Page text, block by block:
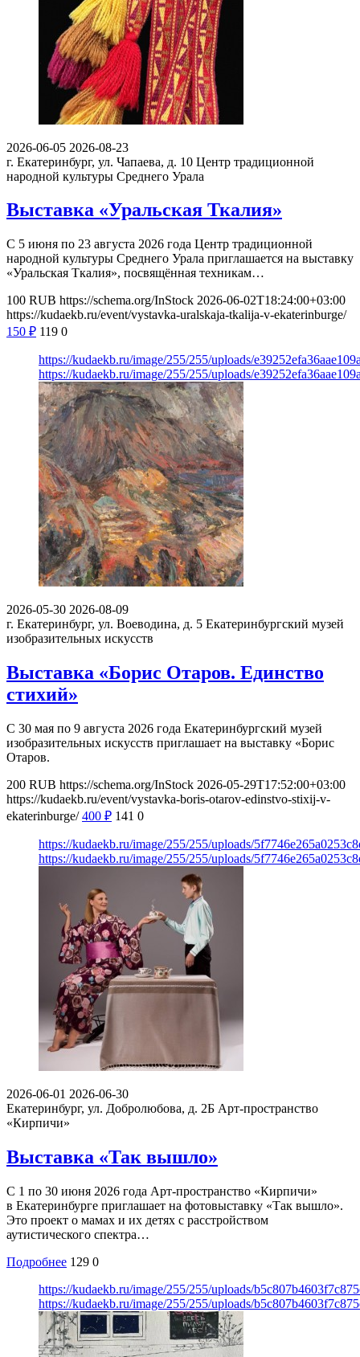
2026-06-05 2026-08-23
г. Екатеринбург, ул. Чапаева, д. 10 Центр традиционной
народной культуры Среднего Урала
Выставка «Уральская Ткалия»
С 5 июня по 23 августа 2026 года Центр традиционной
народной культуры Среднего Урала приглашается на выставку
«Уральская Ткалия», посвящённая техникам…
100 RUB https://schema.org/InStock 2026-06-02T18:24:00+03:00
https://kudaekb.ru/event/vystavka-uralskaja-tkalija-v-ekaterinburge/
150 ₽ 119 0
https://kudaekb.ru/image/255/255/uploads/
https://kudaekb.ru/image/255/255/uploads/
2026-05-30 2026-08-09
г. Екатеринбург, ул. Воеводина, д. 5 Екатеринбургский музей
изобразительных искусств
Выставка «Борис Отаров. Единство
стихий»
С 30 мая по 9 августа 2026 года Екатеринбургский музей
изобразительных искусств приглашает на выставку «Борис
Отаров.
200 RUB https://schema.org/InStock 2026-05-29T17:52:00+03:00
https://kudaekb.ru/event/vystavka-boris-otarov-edinstvo-stixij-v-
ekaterinburge/ 400 ₽ 141 0
https://kudaekb.ru/image/255/255/uploads/
https://kudaekb.ru/image/255/255/uploads/
2026-06-01 2026-06-30
Екатеринбург, ул. Добролюбова, д. 2Б Арт-пространство
«Кирпичи»
Выставка «Так вышло»
С 1 по 30 июня 2026 года Арт-пространство «Кирпичи»
в Екатеринбурге приглашает на фотовыставку «Так вышло».
Это проект о мамах и их детях с расстройством
аутистического спектра…
Подробнее 129 0
https://kudaekb.ru/image/255/255/uploads/
https://kudaekb.ru/image/255/255/uploads/